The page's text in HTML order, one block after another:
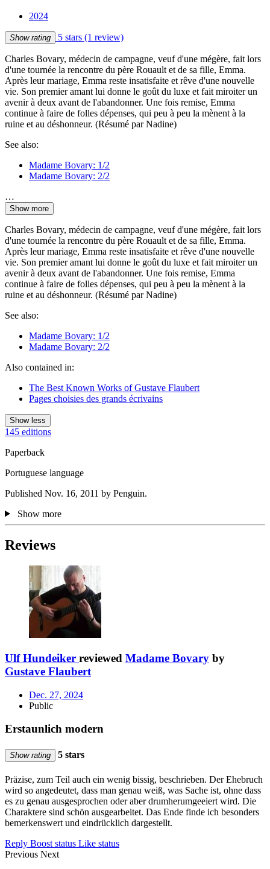
2024
Show rating 5 stars (1 review)
Charles Bovary, médecin de campagne, veuf d'une mégère, fait lors
d'une tournée la rencontre du père Rouault et de sa fille, Emma.
Après leur mariage, Emma reste insatisfaite et rêve d'une nouvelle
vie. Son premier amant lui donne le goût du luxe et fait miroiter un
avenir à deux avant de l'abandonner. Une fois remise, Emma
continue à faire de folles dépenses, qui peu à peu la mènent à la
ruine et au déshonneur. (Résumé par Nadine)
See also:
Madame Bovary: 1/2
Madame Bovary: 2/2
…
Show more
Charles Bovary, médecin de campagne, veuf d'une mégère, fait lors
d'une tournée la rencontre du père Rouault et de sa fille, Emma.
Après leur mariage, Emma reste insatisfaite et rêve d'une nouvelle
vie. Son premier amant lui donne le goût du luxe et fait miroiter un
avenir à deux avant de l'abandonner. Une fois remise, Emma
continue à faire de folles dépenses, qui peu à peu la mènent à la
ruine et au déshonneur. (Résumé par Nadine)
See also:
Madame Bovary: 1/2
Madame Bovary: 2/2
Also contained in:
The Best Known Works of Gustave Flaubert
Pages choisies des grands écrivains
Show less
145 editions
Paperback
Portuguese language
Published Nov. 16, 2011 by Penguin.
Show more
Reviews
Ulf Hundeiker reviewed Madame Bovary by
Gustave Flaubert
Dec. 27, 2024
Public
Erstaunlich modern
Show rating 5 stars
Präzise, zum Teil auch ein wenig bissig, beschrieben. Der Ehebruch
wird so angedeutet, dass man genau weiß, was Sache ist, ohne dass
es zu genau ausgesprochen oder aber drumherumgeeiert wird. Die
Charaktere sind schön ausgearbeitet. Das Ende finde ich besonders
bemerkenswert und eindrücklich dargestellt.
Reply Boost status Like status
Previous Next